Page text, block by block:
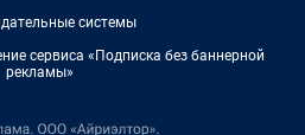
системы
сервиса «Подписка без баннерной
рекламы»